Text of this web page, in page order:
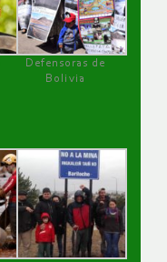
Defensoras de
Bolivia